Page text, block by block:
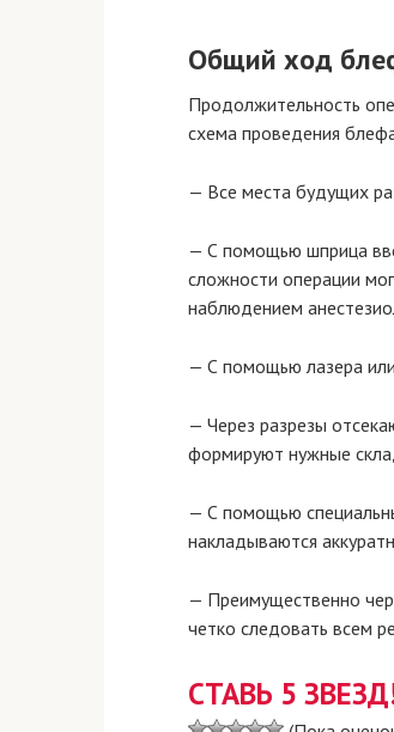
Общий ход
Продолжительность
схема проведения
— Все места будущих
— С помощью шприца
сложности операции
наблюдением
— С помощью лазера
— Через разрезы
формируют нужные
— С помощью
накладываются
— Преимущественно
четко следовать всем
СТАВЬ 5